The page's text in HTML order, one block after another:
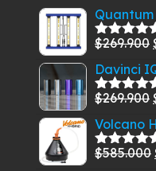
Valorado
5
$269.900
Davinci
Valorado
5
$269.900
Volcano
Valorado
$585.000